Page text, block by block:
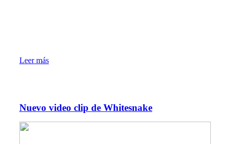
Leer más
Nuevo video clip de Whitesnake